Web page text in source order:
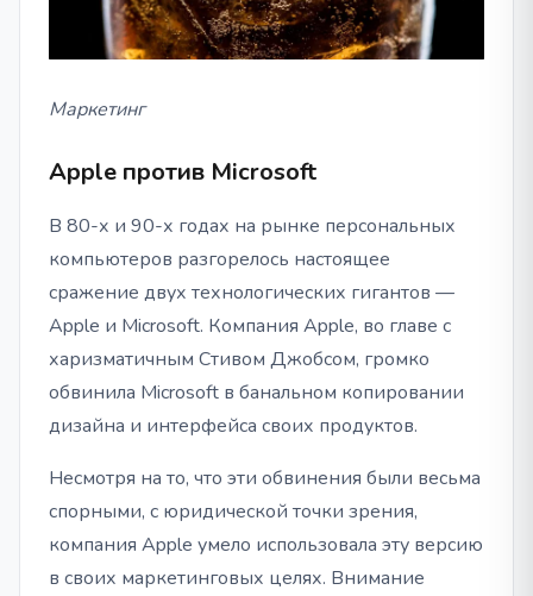
Маркетинг
Apple против Microsoft
В 80-х и 90-х годах на рынке персональных
компьютеров разгорелось настоящее
сражение двух технологических гигантов —
Apple и Microsoft. Компания Apple, во главе с
харизматичным Стивом Джобсом, громко
обвинила Microsoft в банальном копировании
дизайна и интерфейса своих продуктов.
Несмотря на то, что эти обвинения были весьма
спорными, с юридической точки зрения,
компания Apple умело использовала эту версию
в своих маркетинговых целях. Внимание